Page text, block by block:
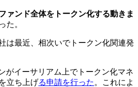
ァンド全体をトークン化する動きま
た。
は最近、相次いでトークン化関連発
がイーサリアム上でトークン化マネ
立ち上げる申請を行った 。これによ